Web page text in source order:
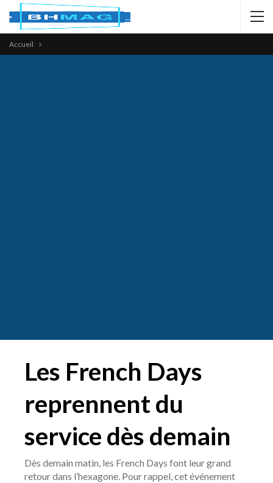
Accueil
Les French Days
reprennent du
service dès demain
Dès demain matin, les French Days font leur grand
retour dans l’hexagone. Pour rappel, cet événement